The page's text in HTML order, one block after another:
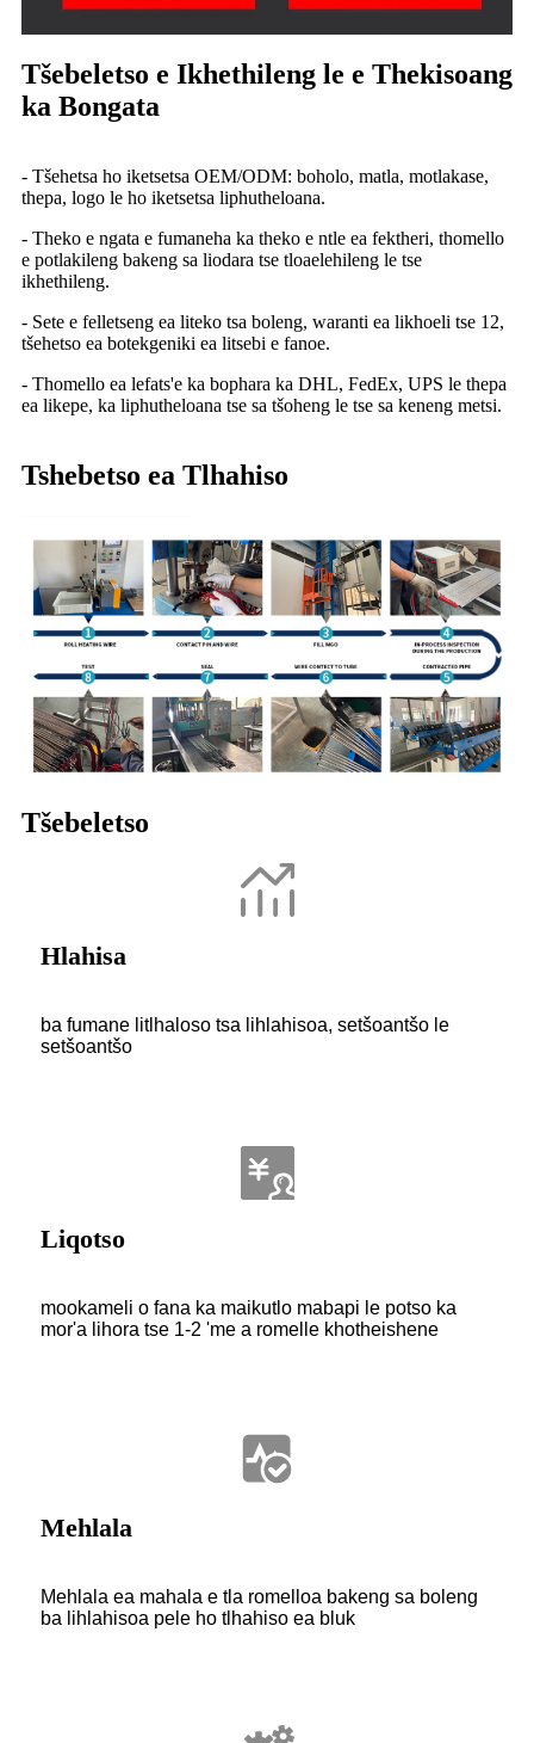
Tšebeletso e Ikhethileng le e Thekisoang
ka Bongata
- Tšehetsa ho iketsetsa OEM/ODM: boholo, matla, motlakase,
thepa, logo le ho iketsetsa liphutheloana.
- Theko e ngata e fumaneha ka theko e ntle ea fektheri, thomello
e potlakileng bakeng sa liodara tse tloaelehileng le tse
ikhethileng.
- Sete e felletseng ea liteko tsa boleng, waranti ea likhoeli tse 12,
tšehetso ea botekgeniki ea litsebi e fanoe.
- Thomello ea lefats'e ka bophara ka DHL, FedEx, UPS le thepa
ea likepe, ka liphutheloana tse sa tšoheng le tse sa keneng metsi.
Tshebetso ea Tlhahiso
Tšebeletso
Hlahisa
ba fumane litlhaloso tsa lihlahisoa, setšoantšo le
setšoantšo
Liqotso
mookameli o fana ka maikutlo mabapi le potso ka
mor'a lihora tse 1-2 'me a romelle khotheishene
Mehlala
Mehlala ea mahala e tla romelloa bakeng sa boleng
ba lihlahisoa pele ho tlhahiso ea bluk